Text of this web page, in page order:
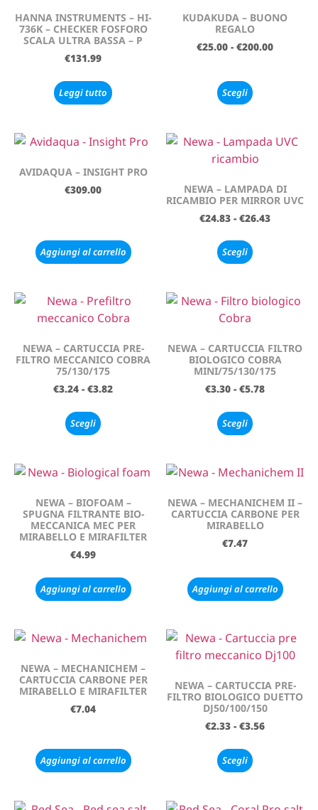
HANNA INSTRUMENTS – HI-
736K – CHECKER FOSFORO
SCALA ULTRA BASSA – P
€131.99
Leggi tutto
KUDAKUDA – BUONO
REGALO
€25.00 - €200.00
Scegli
AVIDAQUA – INSIGHT PRO
€309.00
Aggiungi al carrello
NEWA – LAMPADA DI
RICAMBIO PER MIRROR UVC
€24.83 - €26.43
Scegli
NEWA – CARTUCCIA PRE-
FILTRO MECCANICO COBRA
75/130/175
€3.24 - €3.82
Scegli
NEWA – CARTUCCIA FILTRO
BIOLOGICO COBRA
MINI/75/130/175
€3.30 - €5.78
Scegli
NEWA – BIOFOAM –
SPUGNA FILTRANTE BIO-
MECCANICA MEC PER
MIRABELLO E MIRAFILTER
€4.99
Aggiungi al carrello
NEWA – MECHANICHEM II –
CARTUCCIA CARBONE PER
MIRABELLO
€7.47
Aggiungi al carrello
NEWA – MECHANICHEM –
CARTUCCIA CARBONE PER
MIRABELLO E MIRAFILTER
€7.04
Aggiungi al carrello
NEWA – CARTUCCIA PRE-
FILTRO BIOLOGICO DUETTO
DJ50/100/150
€2.33 - €3.56
Scegli